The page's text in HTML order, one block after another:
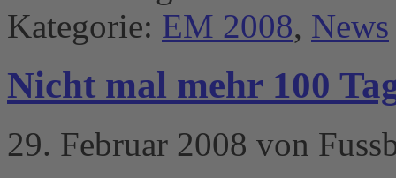
Kategorie: EM 2008, News
Nicht mal mehr 100
29. Februar 2008 von